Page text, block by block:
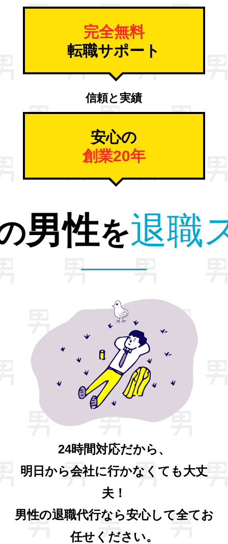
完全無料
転職サポート
信頼と実績
安心の
創業20年
ら解放。
24時間対応だから、
明日から会社に行かなくても大丈
夫！
男性の退職代行なら安心して全てお
任せください。